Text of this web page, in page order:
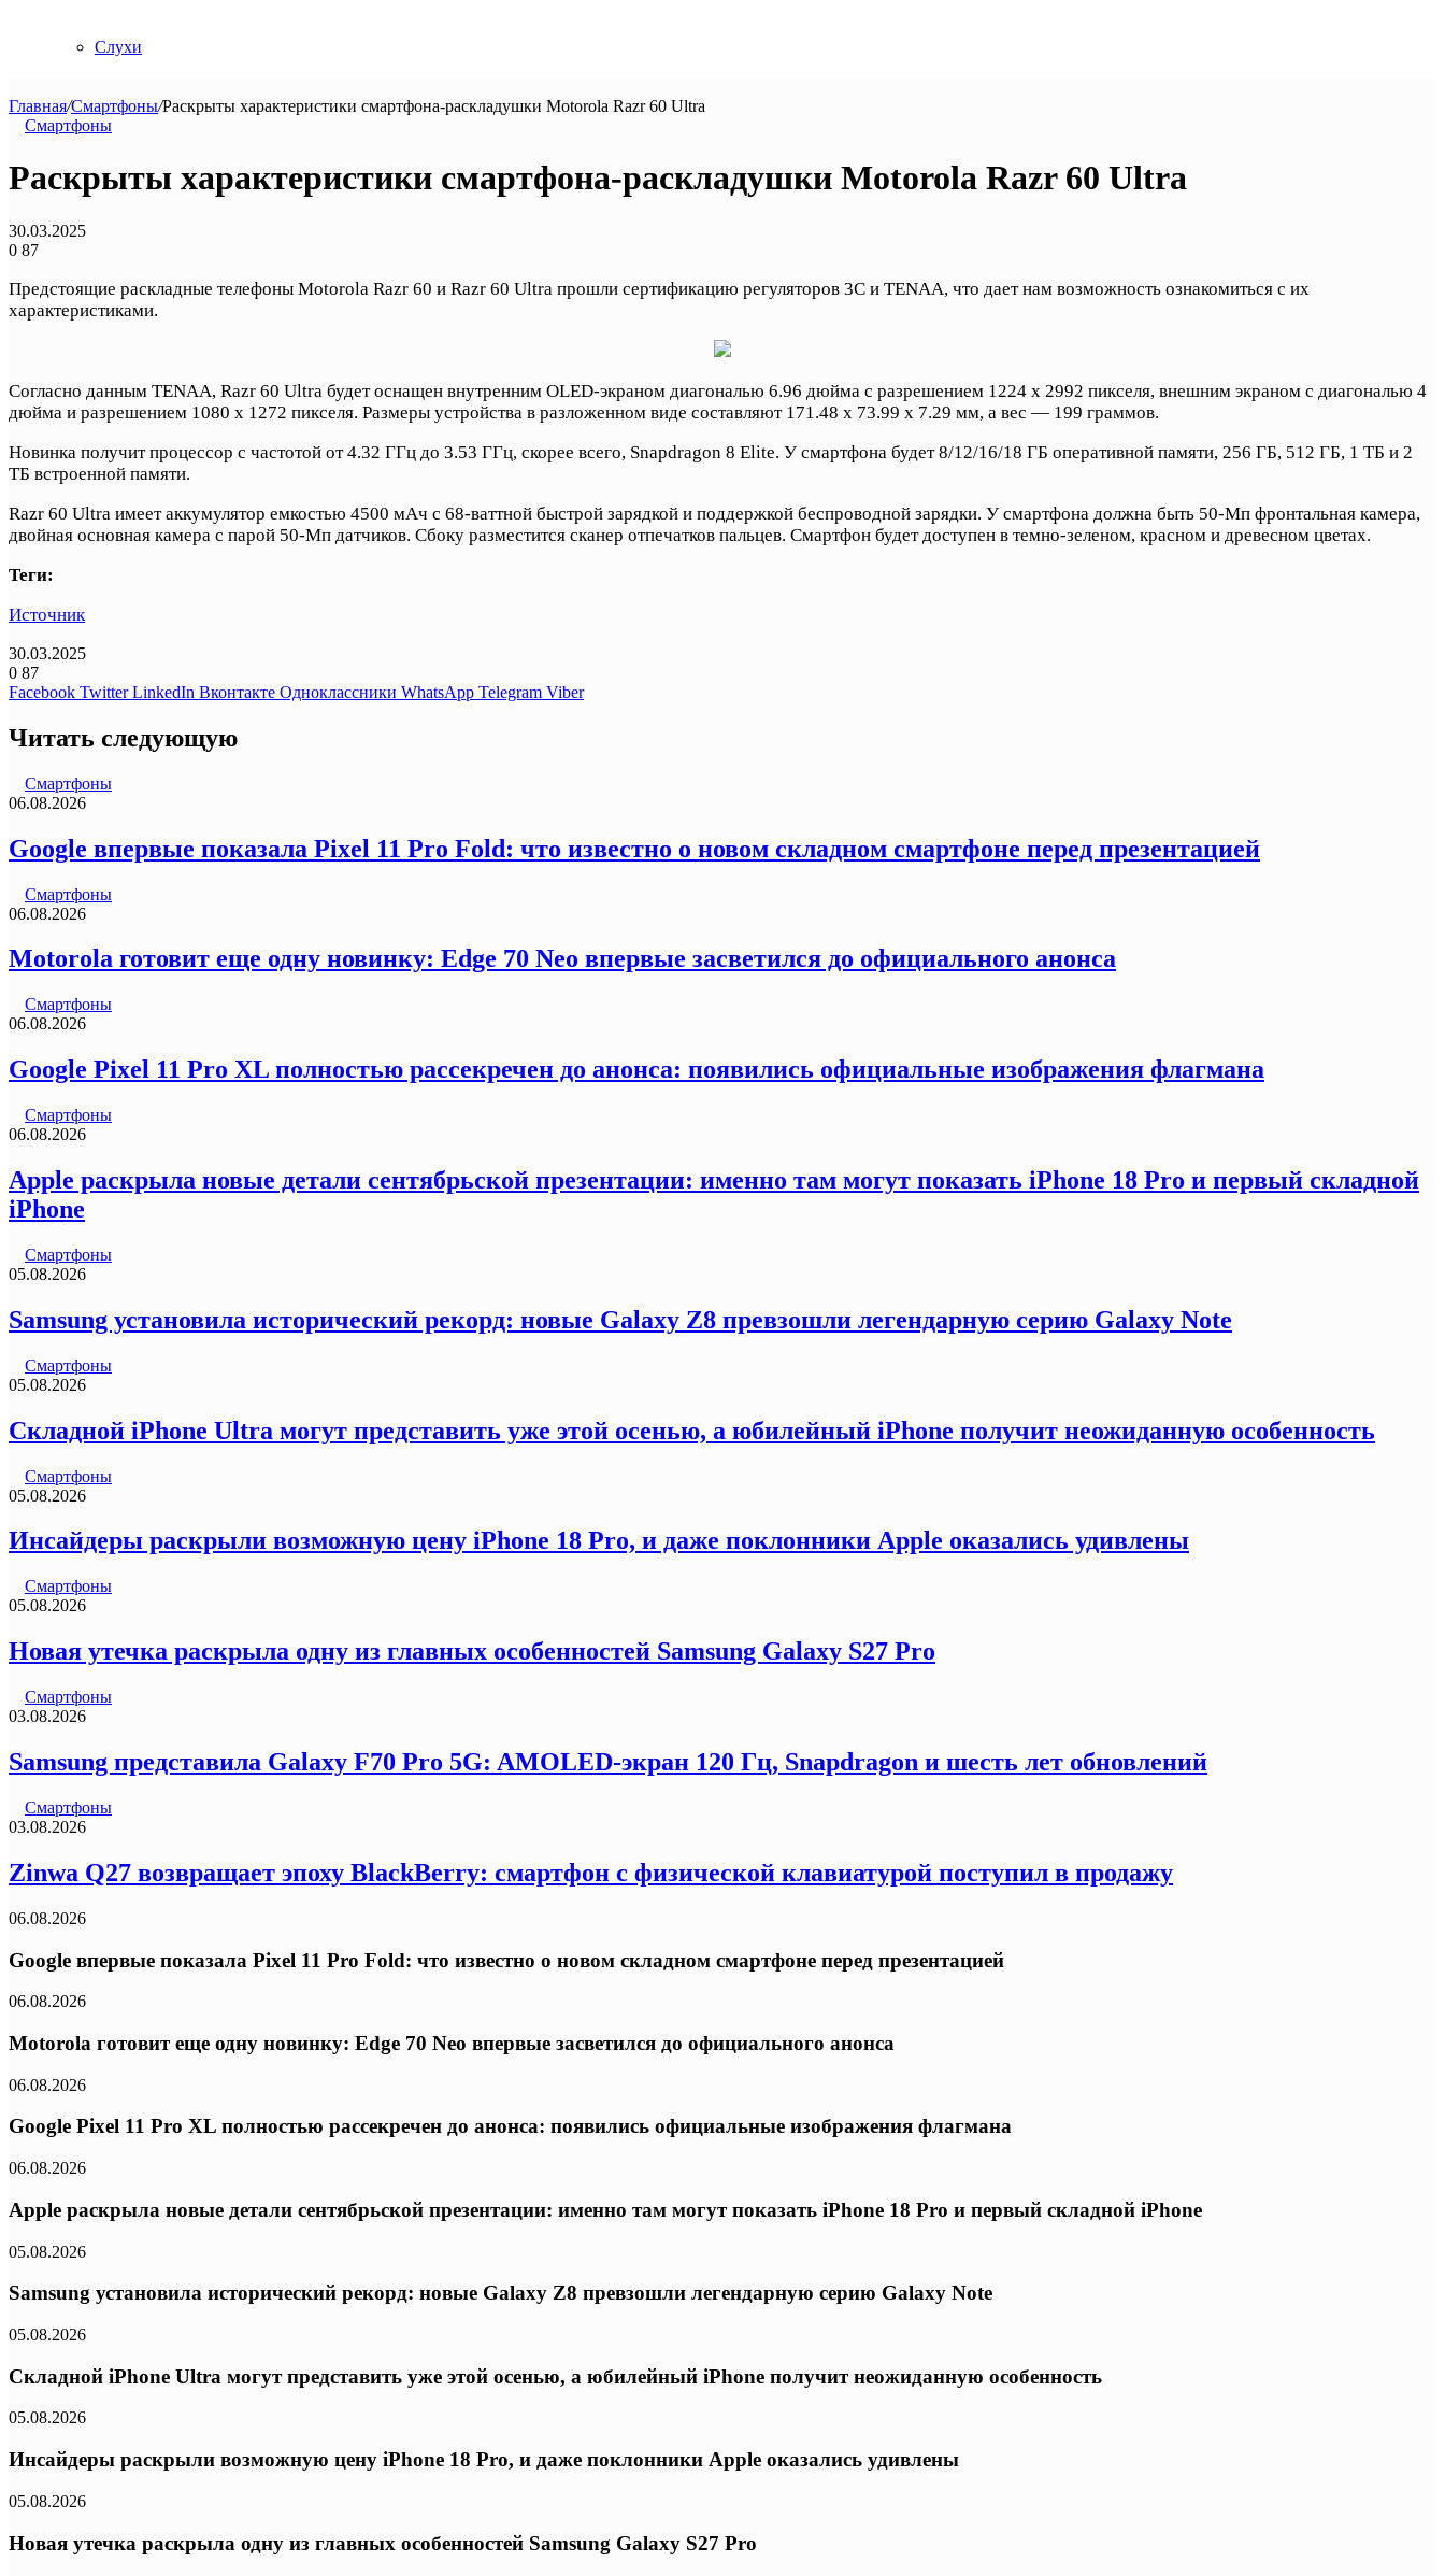
Слухи
Главная/Смартфоны/Раскрыты характеристики смартфона-раскладушки Motorola Razr 60 Ultra
Смартфоны
Раскрыты характеристики смартфона-раскладушки Motorola Razr 60 Ultra
30.03.2025
0 87
Предстоящие раскладные телефоны Motorola Razr 60 и Razr 60 Ultra прошли сертификацию регуляторов 3C и TENAA, что дает нам возможность ознакомиться с их
характеристиками.
Согласно данным TENAA, Razr 60 Ultra будет оснащен внутренним OLED-экраном диагональю 6.96 дюйма с разрешением 1224 x 2992 пикселя, внешним экраном с диагональю 4
дюйма и разрешением 1080 x 1272 пикселя. Размеры устройства в разложенном виде составляют 171.48 x 73.99 x 7.29 мм, а вес — 199 граммов.
Новинка получит процессор с частотой от 4.32 ГГц до 3.53 ГГц, скорее всего, Snapdragon 8 Elite. У смартфона будет 8/12/16/18 ГБ оперативной памяти, 256 ГБ, 512 ГБ, 1 ТБ и 2
ТБ встроенной памяти.
Razr 60 Ultra имеет аккумулятор емкостью 4500 мАч с 68-ваттной быстрой зарядкой и поддержкой беспроводной зарядки. У смартфона должна быть 50-Мп фронтальная камера,
двойная основная камера с парой 50-Мп датчиков. Сбоку разместится сканер отпечатков пальцев. Смартфон будет доступен в темно-зеленом, красном и древесном цветах.
Теги:
Источник
30.03.2025
0 87
Facebook Twitter LinkedIn Вконтакте Одноклассники WhatsApp Telegram Viber
Читать следующую
Смартфоны
06.08.2026
Google впервые показала Pixel 11 Pro Fold: что известно о новом складном смартфоне перед презентацией
Смартфоны
06.08.2026
Motorola готовит еще одну новинку: Edge 70 Neo впервые засветился до официального анонса
Смартфоны
06.08.2026
Google Pixel 11 Pro XL полностью рассекречен до анонса: появились официальные изображения флагмана
Смартфоны
06.08.2026
Apple раскрыла новые детали сентябрьской презентации: именно там могут показать iPhone 18 Pro и первый складной
iPhone
Смартфоны
05.08.2026
Samsung установила исторический рекорд: новые Galaxy Z8 превзошли легендарную серию Galaxy Note
Смартфоны
05.08.2026
Складной iPhone Ultra могут представить уже этой осенью, а юбилейный iPhone получит неожиданную особенность
Смартфоны
05.08.2026
Инсайдеры раскрыли возможную цену iPhone 18 Pro, и даже поклонники Apple оказались удивлены
Смартфоны
05.08.2026
Новая утечка раскрыла одну из главных особенностей Samsung Galaxy S27 Pro
Смартфоны
03.08.2026
Samsung представила Galaxy F70 Pro 5G: AMOLED-экран 120 Гц, Snapdragon и шесть лет обновлений
Смартфоны
03.08.2026
Zinwa Q27 возвращает эпоху BlackBerry: смартфон с физической клавиатурой поступил в продажу
06.08.2026
Google впервые показала Pixel 11 Pro Fold: что известно о новом складном смартфоне перед презентацией
06.08.2026
Motorola готовит еще одну новинку: Edge 70 Neo впервые засветился до официального анонса
06.08.2026
Google Pixel 11 Pro XL полностью рассекречен до анонса: появились официальные изображения флагмана
06.08.2026
Apple раскрыла новые детали сентябрьской презентации: именно там могут показать iPhone 18 Pro и первый складной iPhone
05.08.2026
Samsung установила исторический рекорд: новые Galaxy Z8 превзошли легендарную серию Galaxy Note
05.08.2026
Складной iPhone Ultra могут представить уже этой осенью, а юбилейный iPhone получит неожиданную особенность
05.08.2026
Инсайдеры раскрыли возможную цену iPhone 18 Pro, и даже поклонники Apple оказались удивлены
05.08.2026
Новая утечка раскрыла одну из главных особенностей Samsung Galaxy S27 Pro